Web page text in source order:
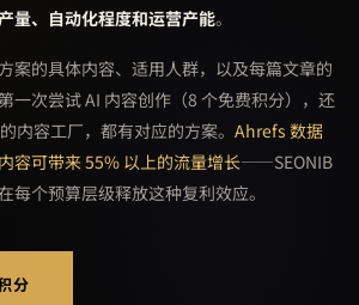
量、自动化程度和运营产能。
案的具体内容、适用人群，以及每篇文章的
一次尝试 AI 内容创作（8 个免费积分），还
内容工厂，都有对应的方案。 Ahrefs 数据
容可带来 55% 以上的流量增长——SEONIB
每个预算层级释放这种复利效应。
分